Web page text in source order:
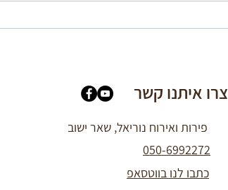
צרו איתנו קשר
פירות ואירוח נוריאל, שאר ישוב
050-6992272
כתבו לנו בווטסאפ